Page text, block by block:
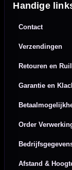
Handige
Contact
Verzendingen
Retouren en
Garantie en
Order
Afstand &